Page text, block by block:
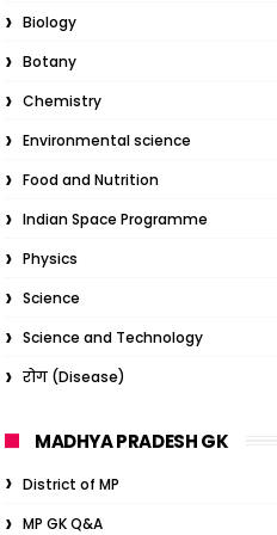
Biology
Botany
Chemistry
Environmental science
Food and Nutrition
Indian Space Programme
Physics
Science
Science and Technology
रोग (Disease)
MADHYA PRADESH GK
District of MP
MP GK Q&A